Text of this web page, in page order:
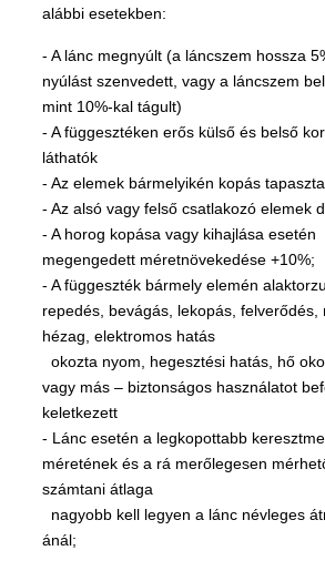
alábbi esetekben:
- A lánc megnyúlt (a láncszem hossza
nyúlást szenvedett, vagy a láncszem
mint 10%-kal tágult)
- A függesztéken erős külső és belső
láthatók
- Az elemek bármelyikén kopás
- Az alsó vagy felső csatlakozó elemek
- A horog kopása vagy kihajlása
megengedett méretnövekedése +10%;
- A függeszték bármely elemén
repedés, bevágás, lekopás, felverődés,
hézag, elektromos hatás
okozta nyom, hegesztési hatás, hő
vagy más – biztonságos használatot
keletkezett
- Lánc esetén a legkopottabb
méretének és a rá merőlegesen
számtani átlaga
nagyobb kell legyen a lánc névleges
ánál;